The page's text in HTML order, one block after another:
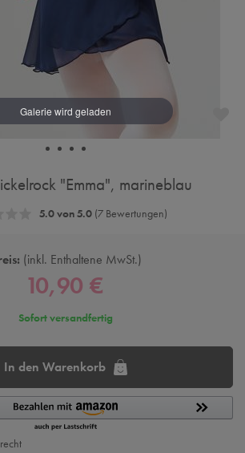
"Emma", marineblau
5.0 von 5.0(7 Bewertungen)
inkl. Enthaltene MwSt.
10,90 €
Sofort versandfertig
In den Warenkorb